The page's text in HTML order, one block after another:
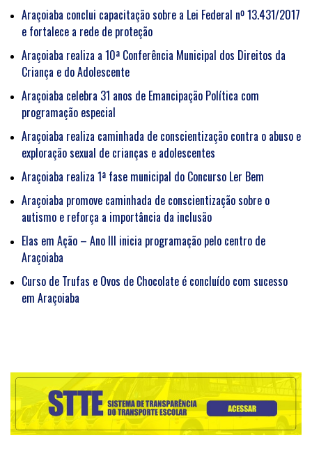
Araçoiaba conclui capacitação sobre a Lei Federal nº 13.431/2017
e fortalece a rede de proteção
Araçoiaba realiza a 10ª Conferência Municipal dos Direitos da
Criança e do Adolescente
Araçoiaba celebra 31 anos de Emancipação Política com
programação especial
Araçoiaba realiza caminhada de conscientização contra o abuso e
exploração sexual de crianças e adolescentes
Araçoiaba realiza 1ª fase municipal do Concurso Ler Bem
Araçoiaba promove caminhada de conscientização sobre o
autismo e reforça a importância da inclusão
Elas em Ação – Ano III inicia programação pelo centro de
Araçoiaba
Curso de Trufas e Ovos de Chocolate é concluído com sucesso
em Araçoiaba